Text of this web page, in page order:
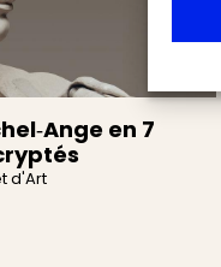
en 7
d'Art